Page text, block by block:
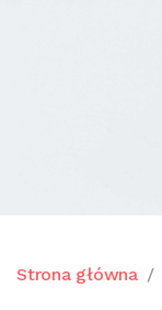
Strona główna